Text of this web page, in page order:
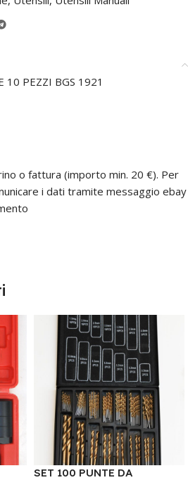
10 PEZZI BGS 1921
o fattura (importo min. 20 €). Per
i dati tramite messaggio ebay
SET 100 PUNTE DA